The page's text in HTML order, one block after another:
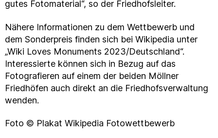
gutes Fotomaterial“, so der Friedhofsleiter.
Nähere Informationen zu dem Wettbewerb und
dem Sonderpreis finden sich bei Wikipedia unter
„Wiki Loves Monuments 2023/Deutschland“.
Interessierte können sich in Bezug auf das
Fotografieren auf einem der beiden Möllner
Friedhöfen auch direkt an die Friedhofsverwaltung
wenden.
Foto © Plakat Wikipedia Fotowettbewerb